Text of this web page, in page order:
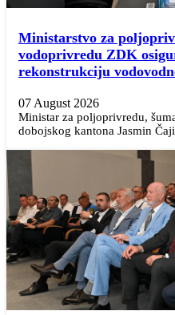
Ministarstvo za
vodoprivredu ZDK
rekonstrukciju
07 August 2026
Ministar za poljoprivredu,
dobojskog kantona Jasmin